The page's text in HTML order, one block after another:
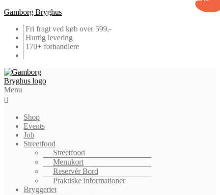
Gamborg Bryghus
Fri fragt ved køb over 599,-
Hurtig levering
170+ forhandlere
Menu
Shop
Events
Job
Streetfood
Streetfood
Menukort
Reservér Bord
Praktiske informationer
Bryggeriet